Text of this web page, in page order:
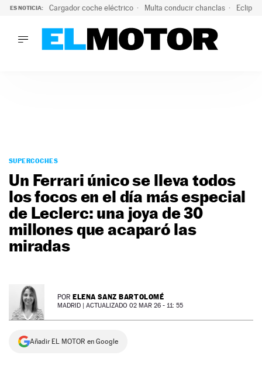
ES NOTICIA: Cargador coche eléctrico Multa conducir chanclas
PODCAST
MOTOS
TECNOLOGÍA
SUPERCOCHES
MOTORTV
PREMIOS
SERVICIOS
SÍGUENOS
SUPERCOCHES
Un Ferrari único se lleva todos
los focos en el día más especial
de Leclerc: una joya de 30
millones que acaparó las
miradas
POR ELENA SANZ BARTOLOMÉ
MADRID | ACTUALIZADO 02 MAR 26 - 11: 55
Añadir EL MOTOR en Google